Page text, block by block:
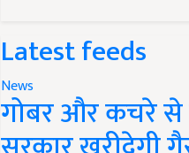
Latest feeds
News
गोबर और कचरे से